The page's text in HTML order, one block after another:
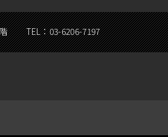
TEL：03-6206-7197